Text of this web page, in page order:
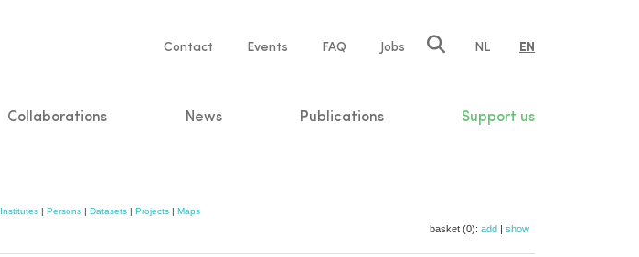
Service
Contact Events FAQ Jobs NL EN
Collaborations News Publications Support us
Institutes | Persons | Datasets | Projects | Maps
basket (0): add | show